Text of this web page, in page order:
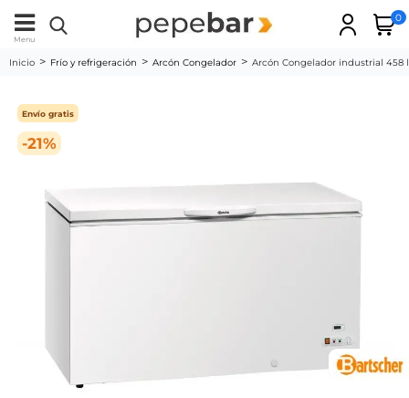
Menu
0
Inicio Frío y refrigeración Arcón Congelador Arcón Congelador industrial 458
-21%
Envío gratis